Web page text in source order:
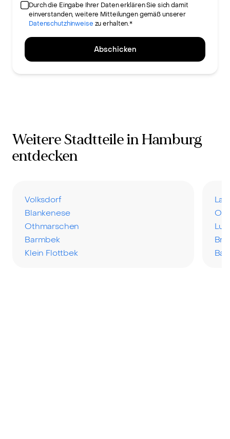
Durch die Eingabe Ihrer Daten erklären Sie sich damit
einverstanden, weitere Mitteilungen gemäß unserer
Datenschutzhinweise zu erhalten.*
Abschicken
Weitere Stadtteile in Hamburg
entdecken
Volksdorf
Blankenese
Othmarschen
Barmbek
Klein Flottbek